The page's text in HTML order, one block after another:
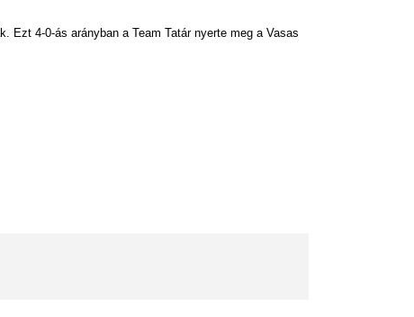
4-0-ás arányban a Team Tatár nyerte meg a Vasas